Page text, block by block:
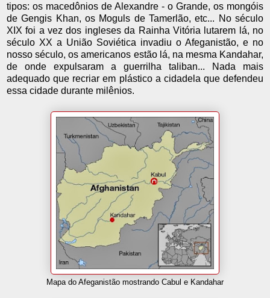
tipos: os macedônios de Alexandre - o Grande, os mongóis
de Gengis Khan, os Moguls de Tamerlão, etc... No século
XIX foi a vez dos ingleses da Rainha Vitória lutarem lá, no
século XX a União Soviética invadiu o Afeganistão, e no
nosso século, os americanos estão lá, na mesma Kandahar,
de onde expulsaram a guerrilha taliban... Nada mais
adequado que recriar em plástico a cidadela que defendeu
essa cidade durante milênios.
Mapa do Afeganistão mostrando Cabul e Kandahar